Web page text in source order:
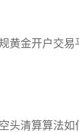
黄金开户交易
头清算算法如